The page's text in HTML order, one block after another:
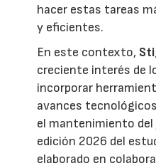
hacer estas tareas
y eficientes.
En este contexto,
creciente interés de
incorporar
avances
el mantenimiento del
edición 2026 del
elaborado en